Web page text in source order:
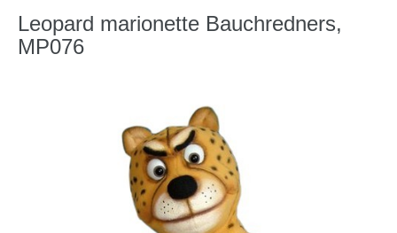
Leopard marionette Bauchredners,
MP076